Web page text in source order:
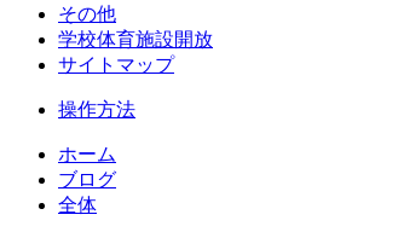
その他
学校体育施設開放
サイトマップ
操作方法
ホーム
ブログ
全体